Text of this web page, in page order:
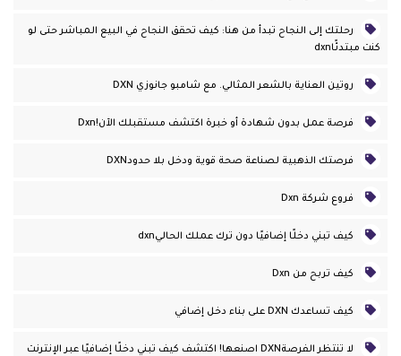
رحلتك إلى النجاح تبدأ من هنا: كيف تحقق النجاح في البيع المباشر حتى لو
كنت مبتدئًاdxn
روتين العناية بالشعر المثالي. مع شامبو جانوزي DXN
فرصة عمل بدون شهادة أو خبرة اكتشف مستقبلك الآن!dxn
فرصتك الذهبية لصناعة صحة قوية ودخل بلا حدودDXN
فروع شركة Dxn
كيف تبني دخلًا إضافيًا دون ترك عملك الحاليdxn
كيف تربح من Dxn
كيف تساعدك DXN على بناء دخل إضافي
لا تنتظر الفرصةDXN اصنعها! اكتشف كيف تبني دخلًا إضافيًا عبر الإنترنت